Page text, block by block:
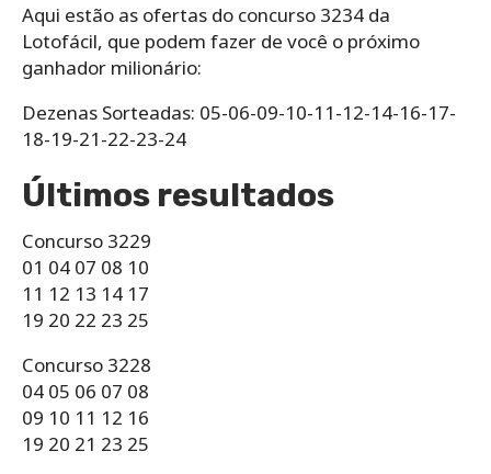
Aqui estão as ofertas do concurso 3234 da
Lotofácil, que podem fazer de você o próximo
ganhador milionário:
Dezenas Sorteadas: 05-06-09-10-11-12-14-16-17-
18-19-21-22-23-24
Últimos resultados
Concurso 3229
01 04 07 08 10
11 12 13 14 17
19 20 22 23 25
Concurso 3228
04 05 06 07 08
09 10 11 12 16
19 20 21 23 25